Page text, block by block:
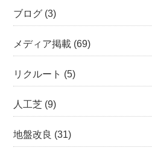
ブログ (3)
メディア掲載 (69)
リクルート (5)
人工芝 (9)
地盤改良 (31)